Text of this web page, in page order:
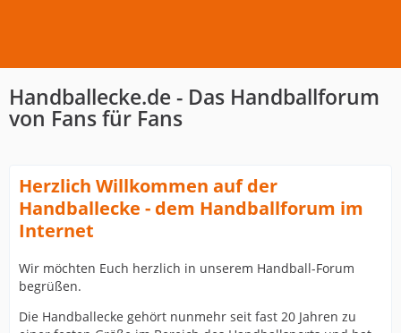
Handballecke.de - Das Handballforum
von Fans für Fans
Herzlich Willkommen auf der
Handballecke - dem Handballforum im
Internet
Wir möchten Euch herzlich in unserem Handball-Forum
begrüßen.
Die Handballecke gehört nunmehr seit fast 20 Jahren zu